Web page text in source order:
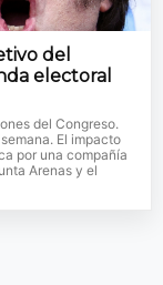
del
electoral
del Congreso.
El impacto
por una compañía
Arenas y el